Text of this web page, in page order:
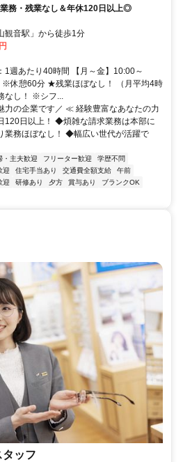
務・残業なし＆年休120日以上◎
観音駅」から徒歩1分
1週あたり40時間 【月～金】10:00～
※休憩60分 ★残業ほぼなし！ （月平均4時
し！ ※シフ...
力の企業です／ ≪ 経験豊富なあなたの力
日以上！ ◆煩雑な請求業務は本部に
務ほぼなし！ ◆幅広い世代が活躍で
・主夫歓迎 フリーター歓迎
学歴不問
迎 住宅手当あり 交通費全額支給
午前
迎 研修あり 夕方 賞与あり
ブランクOK
タッフ